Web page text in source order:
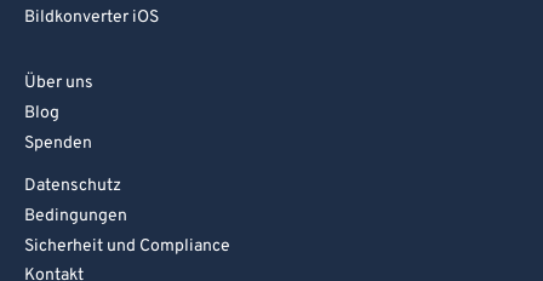
Bildkonverter iOS
Über uns
Blog
Spenden
Datenschutz
Bedingungen
Sicherheit und Compliance
Kontakt